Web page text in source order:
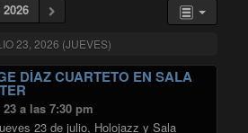
23, 2026 (JUEVES)
DÍAZ CUARTETO EN SALA
a las 7:30 pm
23 de julio, Holojazz y Sala